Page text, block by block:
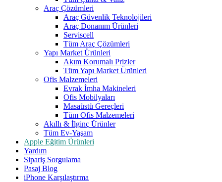
Araç Çözümleri
Araç Güvenlik Teknolojileri
Araç Donanım Ürünleri
Serviscell
Tüm Araç Çözümleri
Yapı Market Ürünleri
Akım Korumalı Prizler
Tüm Yapı Market Ürünleri
Ofis Malzemeleri
Evrak İmha Makineleri
Ofis Mobilyaları
Masaüstü Gereçleri
Tüm Ofis Malzemeleri
Akıllı & İlginç Ürünler
Tüm Ev-Yaşam
Apple Eğitim Ürünleri
Yardım
Sipariş Sorgulama
Pasaj Blog
iPhone Karşılaştırma